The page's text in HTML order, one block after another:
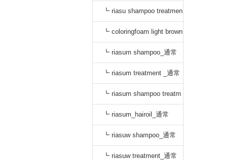
セット_通常
┗ riasu shampoo treatmen
t セット_通常
┗ coloringfoam light brown
_通常
┗ riasum shampoo_通常
┗ riasum treatment _通常
┗ riasum shampoo treatm
ent セット_通常
┗ riasum_hairoil_通常
┗ riasuw shampoo_通常
┗ riasuw treatment_通常